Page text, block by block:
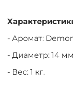
Диаметр:
Вкус:
- Аромат:
- Диаметр: 14
- Вес: 1 кг.